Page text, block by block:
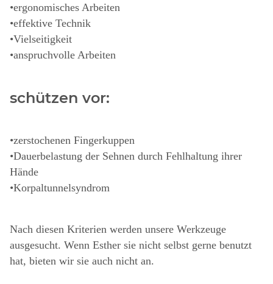
•ergonomisches Arbeiten
•effektive Technik
•Vielseitigkeit
•anspruchvolle Arbeiten
schützen vor:
•zerstochenen Fingerkuppen
•Dauerbelastung der Sehnen durch Fehlhaltung ihrer
Hände
•Korpaltunnelsyndrom
Nach diesen Kriterien werden unsere Werkzeuge
ausgesucht. Wenn Esther sie nicht selbst gerne benutzt
hat, bieten wir sie auch nicht an.